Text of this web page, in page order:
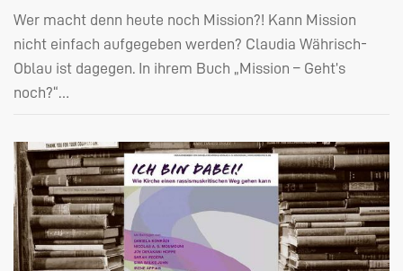
Wer macht denn heute noch Mission?! Kann Mission
nicht einfach aufgegeben werden? Claudia Währisch-
Oblau ist dagegen. In ihrem Buch „Mission – Geht’s
noch?“…